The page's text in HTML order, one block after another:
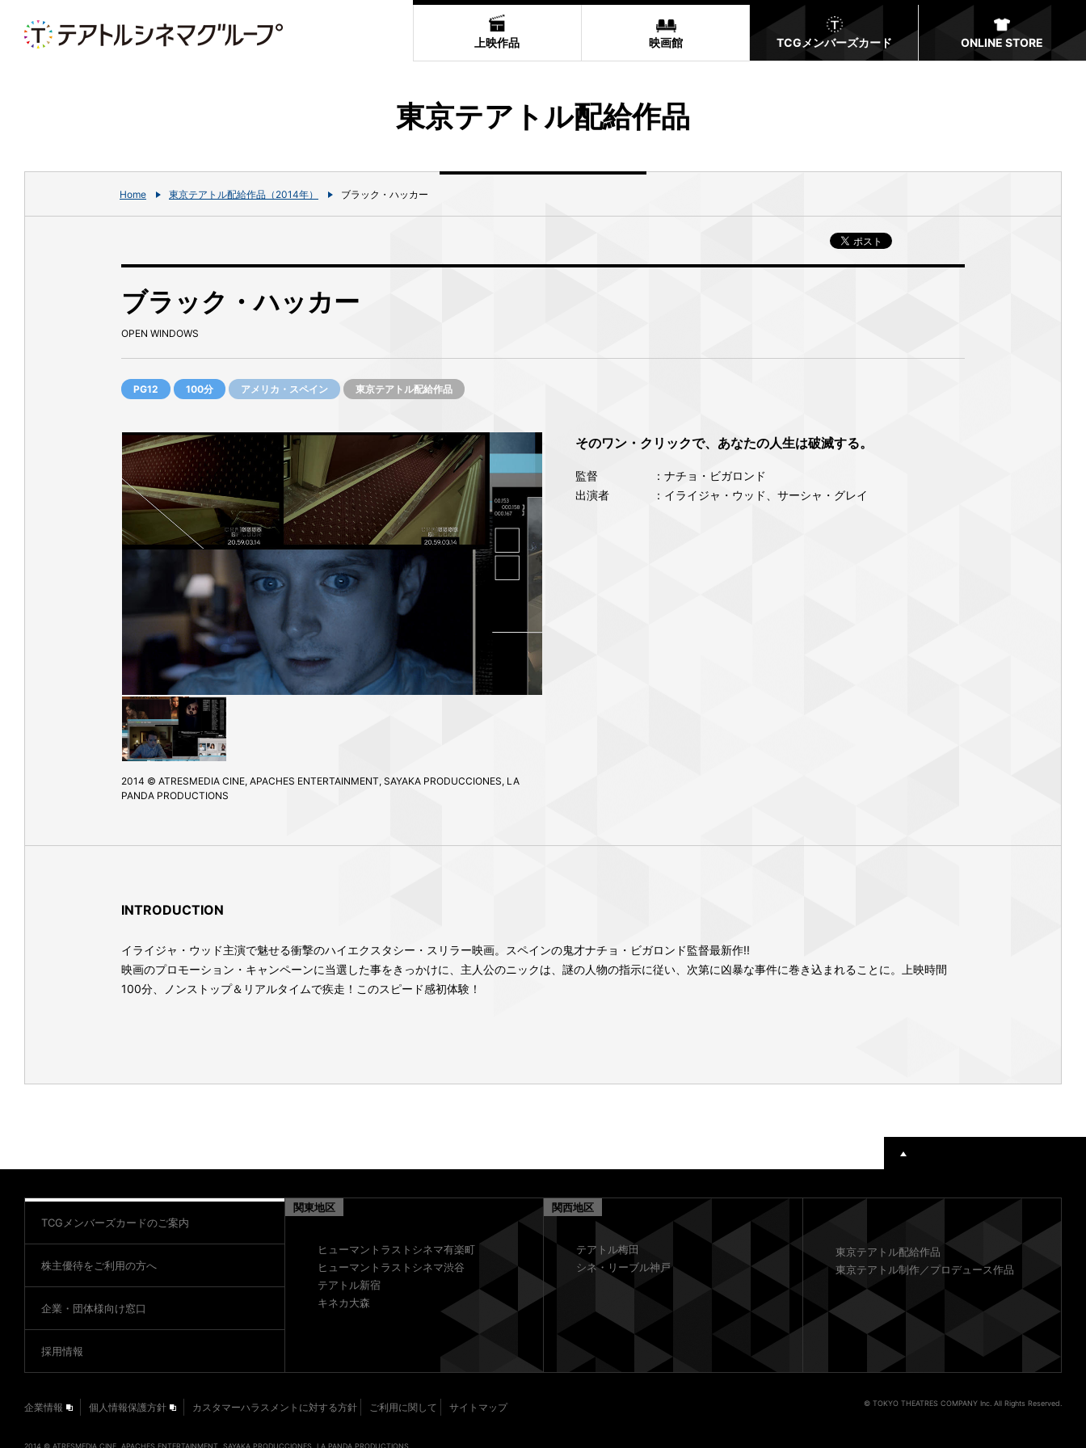
上映作品 映画館 TCGメンバーズカード ONLINE STORE
東京テアトル配給作品
Home 東京テアトル配給作品（2014年） ブラック・ハッカー
ブラック・ハッカー
OPEN WINDOWS
PG12 100分 アメリカ・スペイン 東京テアトル配給作品
2014 © ATRESMEDIA CINE, APACHES ENTERTAINMENT, SAYAKA PRODUCCIONES, LA
PANDA PRODUCTIONS
そのワン・クリックで、あなたの人生は破滅する。
監督
：ナチョ・ビガロンド
出演者
：イライジャ・ウッド、サーシャ・グレイ
INTRODUCTION
イライジャ・ウッド主演で魅せる衝撃のハイエクスタシー・スリラー映画。スペインの鬼才ナチョ・ビガロンド監督最新作!!
映画のプロモーション・キャンペーンに当選した事をきっかけに、主人公のニックは、謎の人物の指示に従い、次第に凶暴な事件に巻き込まれることに。上映時間
100分、ノンストップ＆リアルタイムで疾走！このスピード感初体験！
TCGメンバーズカードのご案内
株主優待をご利用の方へ
企業・団体様向け窓口
採用情報
関東地区
ヒューマントラストシネマ有楽町
ヒューマントラストシネマ渋谷
テアトル新宿
キネカ大森
関西地区
テアトル梅田
シネ・リーブル神戸
東京テアトル配給作品
東京テアトル制作／プロデュース作品
企業情報 個人情報保護方針 カスタマーハラスメントに対する方針 ご利用に関して サイトマップ © TOKYO THEATRES COMPANY Inc. All Rights Reserved.